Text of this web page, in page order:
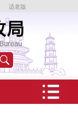
适老版